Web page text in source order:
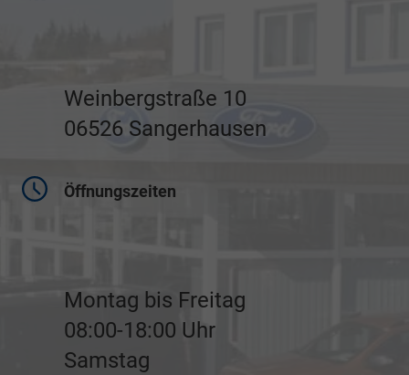
Weinbergstraße 10
06526 Sangerhausen
Öffnungszeiten
Montag bis Freitag
08:00-18:00 Uhr
Samstag